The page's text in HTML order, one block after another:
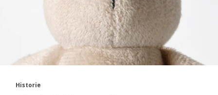
Historie